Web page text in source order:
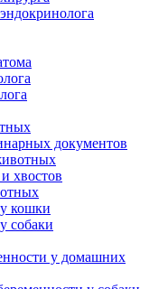
документов
хвостов
кошки
собаки
у домашних